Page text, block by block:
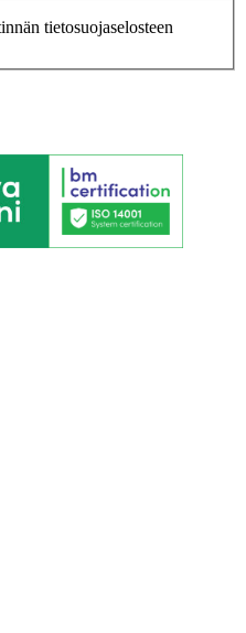
tietosuojaselosteen